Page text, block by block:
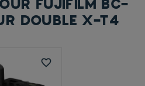
DOUBLE X-T4
favorite_border